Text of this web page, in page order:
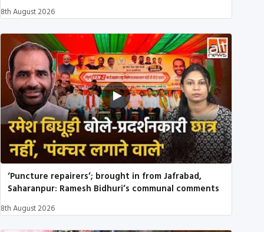
8th August 2026
‘Puncture repairers’; brought in from Jafrabad,
Saharanpur: Ramesh Bidhuri’s communal comments
8th August 2026